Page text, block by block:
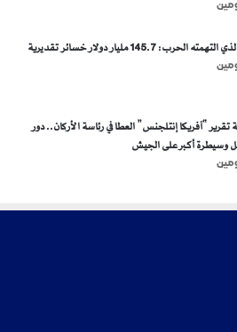
الحرب: 145.7 مليار دولار خسائر تقديرية
تقرير “آفريكا إنتلجنس” العطا في رئاسة الأركان.. دور
وسيطرة أكبر على الجيش